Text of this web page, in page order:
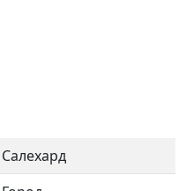
Салехард